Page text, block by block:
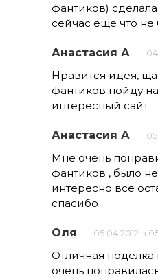
фантиков)
сейчас еще что не
Анастасия А
Нравится идея,
фантиков пойду
интересный сайт
Анастасия А
Мне очень
фантиков , было
интересно все
спасибо
Оля 05.04.2012 в
Отличная
очень